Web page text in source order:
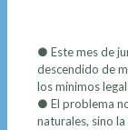
● Este mes de
descendido de
los mínimos
● El problema
naturales, sino